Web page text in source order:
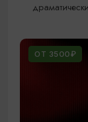
ОТ 3500₽